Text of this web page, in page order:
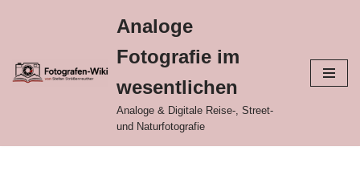
Inhalt
springen
Analoge
Fotografie im
wesentlichen
Analoge & Digitale Reise-, Street-
und Naturfotografie